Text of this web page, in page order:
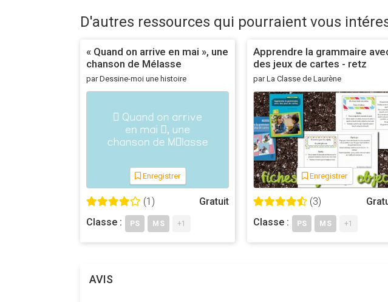
L'école regorge de tout un vocabulaire spécifique. Il peut être très utile
élèves. 11 mots sont proposés ici (la liste pourra s'allonger pour
personnaliser l'activité en fonction des besoins et des préférences de
L'idéal est de faire répéter le mot une fois que l'image a été totalement
Les fiches proposent une activité très proche avec les mêmes mots,
Le jeu marche sur tout type de support (pc, mac, tablettes...).
En route pour les mots de l'école !
06 avril 2016
Mise à jour
8 octobre 2020 : Cette mise à jour apporte principalement le fait
D'autres ressources qui pourraient vous
« Quand on arrive en mai », une
chanson de Mélasse
par Dessine-moi une histoire
Enregistrer
(1)
Gratuit
Classe :
PS MS +1
Apprendre la grammaire
des jeux de cartes - retz
par La Classe de Laurène
Enregistrer
(3)
Classe :
PS MS +1
AVIS